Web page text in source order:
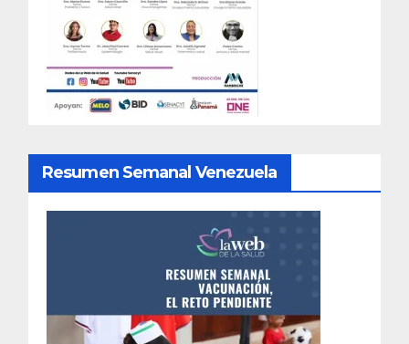
Resumen Semanal Venezuela